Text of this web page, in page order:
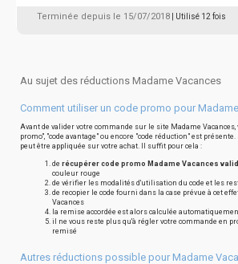
Terminée depuis le 15/07/2018 | Utilisé 12 fois
Au sujet des réductions Madame Vacances
Comment utiliser un code promo pour
Avant de valider votre commande sur le site Madame Vacances,
promo", "code avantage" ou encore "code réduction" est
peut être appliquée sur votre achat. Il suffit pour cela :
de récupérer code promo Madame Vacances
couleur rouge
de vérifier les modalités d'utilisation du code et les
de recopier le code fourni dans la case prévue à cet
Vacances
la remise accordée est alors calculée
il ne vous reste plus qu'à régler votre commande en
remisé
Autres réductions possible pour Madame